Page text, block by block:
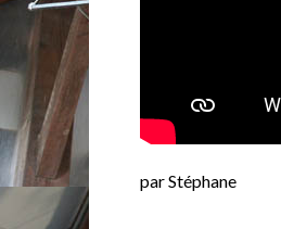
par Stéphane